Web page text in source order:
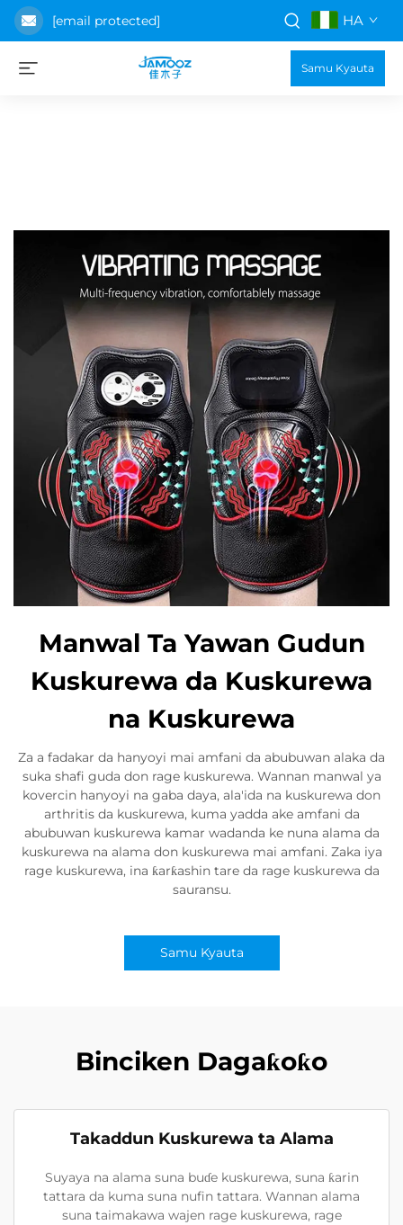
[email protected] HA
Samu Kyauta
Manwal Ta Yawan Gudun
Kuskurewa da Kuskurewa
na Kuskurewa
Za a fadakar da hanyoyi mai amfani da abubuwan alaka da
suka shafi guda don rage kuskurewa. Wannan manwal ya
kovercin hanyoyi na gaba daya, ala'ida na kuskurewa don
arthritis da kuskurewa, kuma yadda ake amfani da
abubuwan kuskurewa kamar wadanda ke nuna alama da
kuskurewa na alama don kuskurewa mai amfani. Zaka iya
rage kuskurewa, ina ƙarƙashin tare da rage kuskurewa da
sauransu.
Samu Kyauta
Binciken Dagaƙoƙo
Takaddun Kuskurewa ta Alama
Suyaya na alama suna buɗe kuskurewa, suna ƙarin
tattara da kuma suna nufin tattara. Wannan alama
suna taimakawa wajen rage kuskurewa, rage